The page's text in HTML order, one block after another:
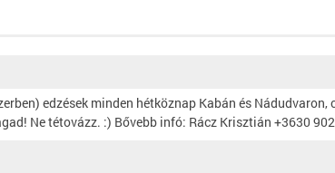
edzések minden hétköznap Kabán és
Ne tétovázz. :) Bővebb infó: Rácz Krisztián +3630